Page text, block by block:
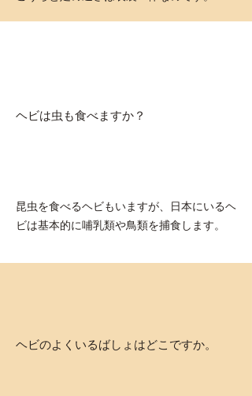
ヘビは虫も食べますか？
​昆虫を食べるヘビもいますが、日本にいるヘ
ビは基本的に哺乳類や鳥類を捕食します。
ヘビのよくいるばしょはどこですか。